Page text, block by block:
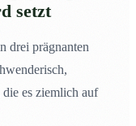
setzt
drei prägnanten
es ziemlich auf